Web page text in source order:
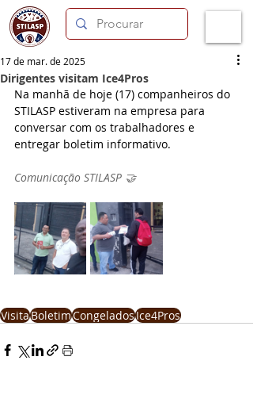
Dirigentes visitam Ice4Pros
17 de mar. de 2025
Na manhã de hoje (17) companheiros do
STILASP estiveram na empresa para
conversar com os trabalhadores e
entregar boletim informativo.
Comunicação STILASP 🤝
VisitaBoletimCongeladosIce4Pros